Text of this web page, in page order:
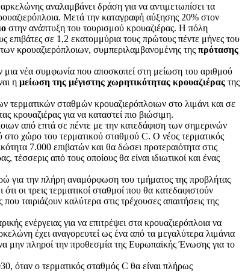
αναλαμβάνει δράση για να αντιμετωπίσει τα
Μετά την καταγραφή αύξησης 20% στον
στην ανάπτυξη του τουρισμού κρουαζιέρας. Η πόλη
επιβάτες σε 1,2 εκατομμύρια τους πρώτους πέντε μήνες του
κρουαζιερόπλοιων, συμπεριλαμβανομένης της πρότασης
μια νέα συμφωνία που αποσκοπεί στη μείωση του αριθμού
η μείωση της μέγιστης χωρητικότητας κρουαζιέρας της
σταθμών κρουαζιερόπλοιων στο λιμάνι και σε
κρουαζιέρας για να καταστεί πιο βιώσιμη.
από επτά σε πέντε με την κατεδάφιση των σημερινών
χώρο του τερματικού σταθμού C. Ο νέος τερματικός
7.000 επιβατών και θα δώσει προτεραιότητα στις
τέσσερις από τους οποίους θα είναι ιδιωτικοί και ένας
για την πλήρη αναμόρφωση του τμήματος της προβλήτας
οι τρεις τερματικοί σταθμοί που θα κατεδαφιστούν
ταιριάζουν καλύτερα στις τρέχουσες απαιτήσεις της
ενέργειας για να επιτρέψει στα κρουαζιερόπλοια να
έχει αναγορευτεί ως ένα από τα μεγαλύτερα λιμάνια
μην πληροί την προθεσμία της Ευρωπαϊκής Ένωσης για το
όταν ο τερματικός σταθμός C θα είναι πλήρως